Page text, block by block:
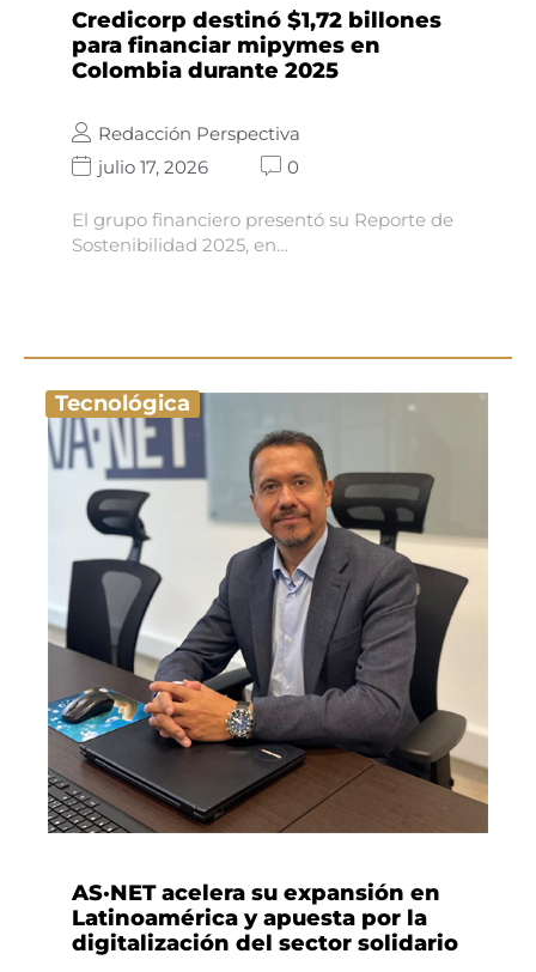
Credicorp destinó $1,72 billones
para financiar mipymes en
Colombia durante 2025
Redacción Perspectiva
julio 17, 2026
0
El grupo financiero presentó su Reporte de
Sostenibilidad 2025, en…
Tecnológica
AS·NET acelera su expansión en
Latinoamérica y apuesta por la
digitalización del sector solidario